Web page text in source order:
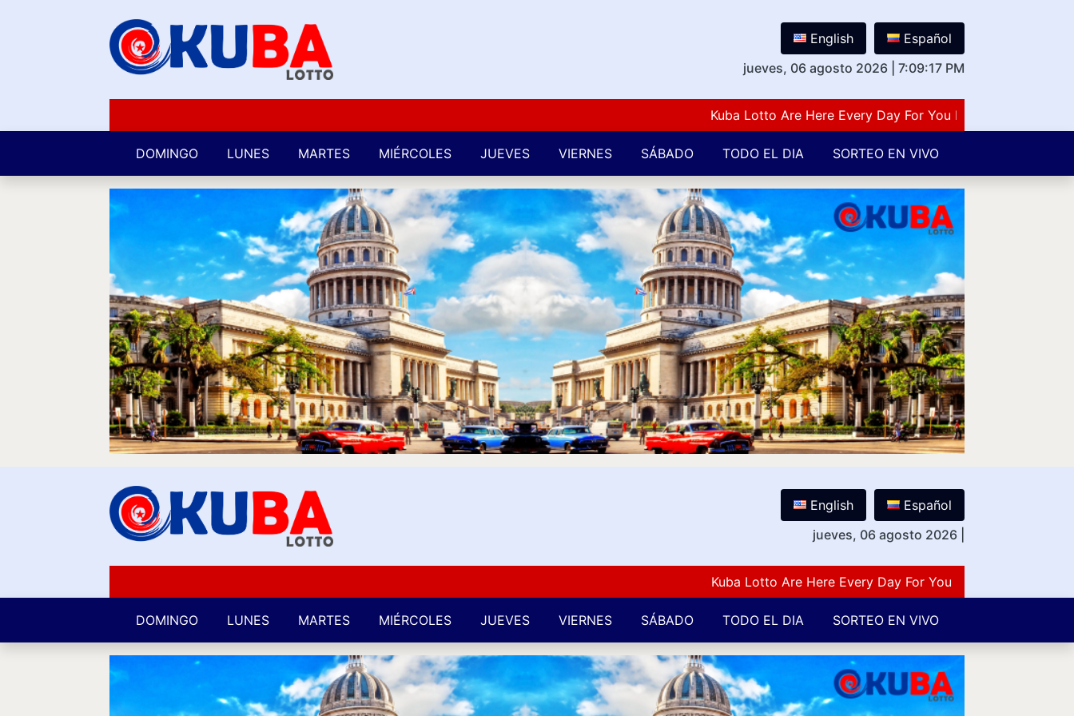
English
Español
jueves, 06 agosto 2026
7:09:18 PM
Kuba Lotto Are Here Every Day For You Lovers Of Number
DOMINGO LUNES MARTES MIÉRCOLES JUEVES VIERNES SÁBADO TODO EL DIA SORTEO EN VIVO
English
Español
jueves, 06 agosto 2026
Kuba Lotto Are Here Every Day For You Lovers Of Number
DOMINGO LUNES MARTES MIÉRCOLES JUEVES VIERNES SÁBADO TODO EL DIA SORTEO EN VIVO